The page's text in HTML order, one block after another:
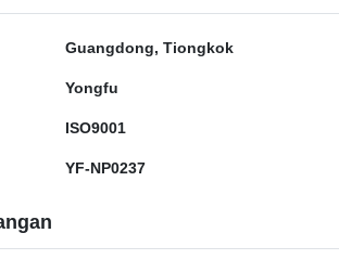
Guangdong, Tiongkok
Yongfu
ISO9001
YF-NP0237